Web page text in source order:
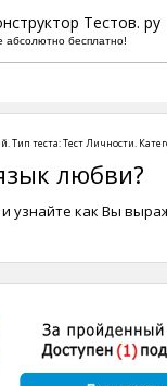
Тестов. ру
абсолютно бесплатно!
. Тип теста:Тест Личности.
любви?
узнайте как Вы